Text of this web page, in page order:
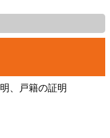
、戸籍の証明